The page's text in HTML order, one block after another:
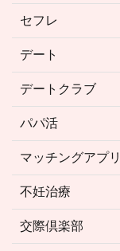
セフレ
デート
デートクラブ
パパ活
マッチングアプリ
不妊治療
交際倶楽部